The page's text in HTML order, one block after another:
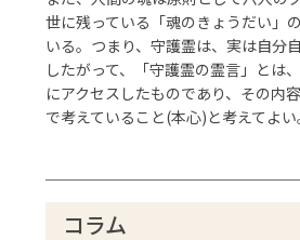
世に残っている「魂のきょうだい」
いる。つまり、守護霊は、実は自分
したがって、「守護霊の霊言」とは
にアクセスしたものであり、その内
で考えていること(本心)と考えてよい
コラム